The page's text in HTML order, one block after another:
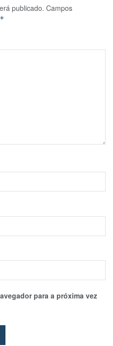
publicado. Campos
*
para a próxima vez